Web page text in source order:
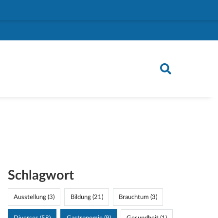
Schlagwort
Ausstellung (3) Bildung (21) Brauchtum (3)